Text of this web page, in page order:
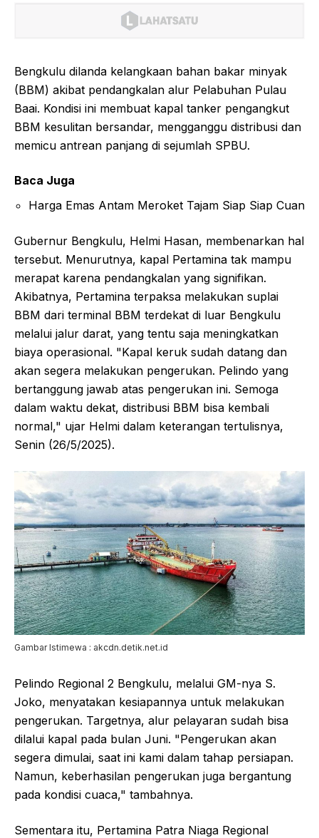
Bengkulu dilanda kelangkaan bahan bakar minyak
(BBM) akibat pendangkalan alur Pelabuhan Pulau
Baai. Kondisi ini membuat kapal tanker pengangkut
BBM kesulitan bersandar, mengganggu distribusi dan
memicu antrean panjang di sejumlah SPBU.
Baca Juga
Harga Emas Antam Meroket Tajam Siap Siap Cuan
Gubernur Bengkulu, Helmi Hasan, membenarkan hal
tersebut. Menurutnya, kapal Pertamina tak mampu
merapat karena pendangkalan yang signifikan.
Akibatnya, Pertamina terpaksa melakukan suplai
BBM dari terminal BBM terdekat di luar Bengkulu
melalui jalur darat, yang tentu saja meningkatkan
biaya operasional. "Kapal keruk sudah datang dan
akan segera melakukan pengerukan. Pelindo yang
bertanggung jawab atas pengerukan ini. Semoga
dalam waktu dekat, distribusi BBM bisa kembali
normal," ujar Helmi dalam keterangan tertulisnya,
Senin (26/5/2025).
Gambar Istimewa : akcdn.detik.net.id
Pelindo Regional 2 Bengkulu, melalui GM-nya S.
Joko, menyatakan kesiapannya untuk melakukan
pengerukan. Targetnya, alur pelayaran sudah bisa
dilalui kapal pada bulan Juni. "Pengerukan akan
segera dimulai, saat ini kami dalam tahap persiapan.
Namun, keberhasilan pengerukan juga bergantung
pada kondisi cuaca," tambahnya.
Sementara itu, Pertamina Patra Niaga Regional